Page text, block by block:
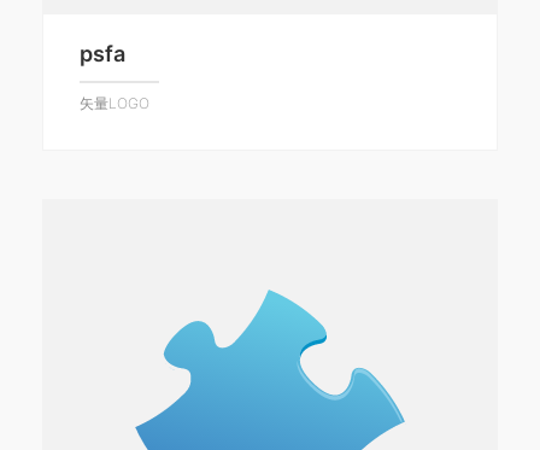
psfa
矢量LOGO